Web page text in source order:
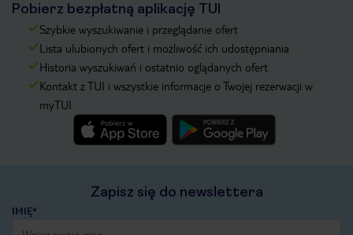
Pobierz bezpłatną aplikację TUI
Szybkie wyszukiwanie i przeglądanie ofert
Lista ulubionych ofert i możliwość ich udostępniania
Historia wyszukiwań i ostatnio oglądanych ofert
Kontakt z TUI i wszystkie informacje o Twojej rezerwacji w
myTUI
Zapisz się do newslettera
IMIĘ*